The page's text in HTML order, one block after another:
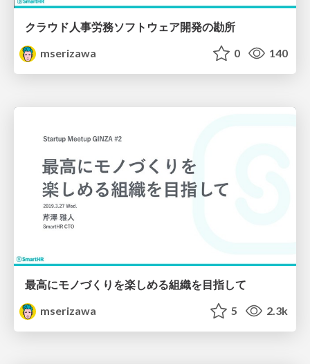
クラウド人事労務ソフトウェア開発の勘所
mserizawa
0 140
最高にモノづくりを楽しめる組織を目指して
mserizawa
5 2.3k